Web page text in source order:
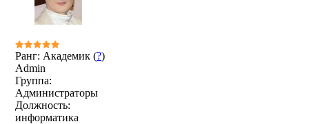
Ранг: Академик (?)
Admin
Группа:
Администраторы
Должность:
информатика